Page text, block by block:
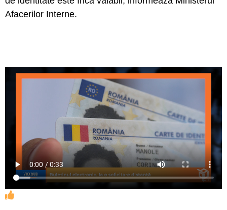
Afacerilor Interne.